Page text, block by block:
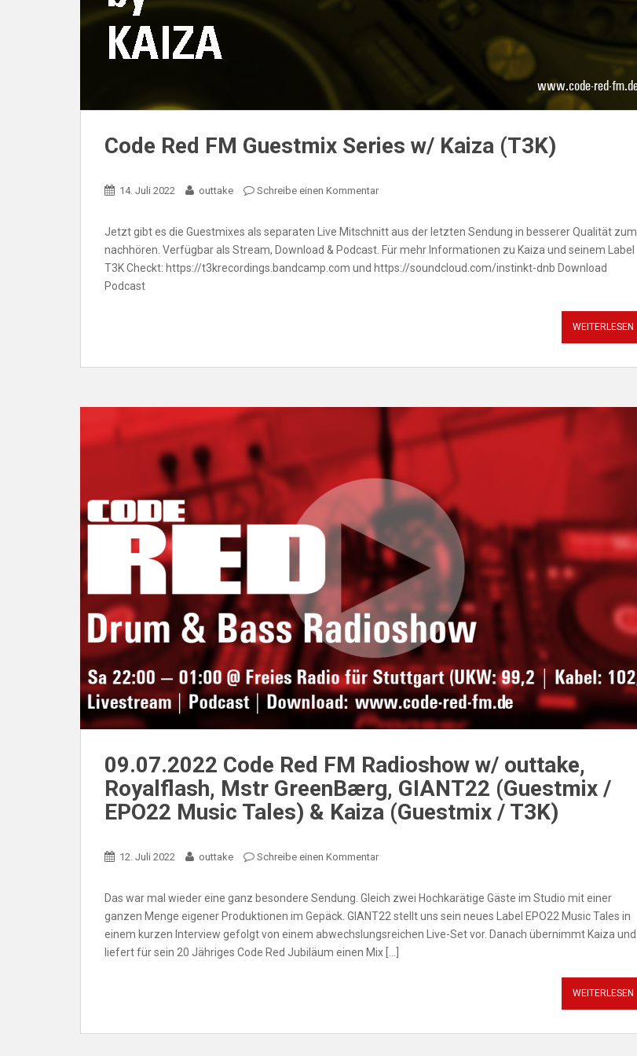
Code Red FM Guestmix Series w/ Kaiza (T3K)
14. Juli 2022 outtake Schreibe einen Kommentar
Jetzt gibt es die Guestmixes als separaten Live Mitschnitt aus der letzten Sendung in besserer Qualität zum
nachhören. Verfügbar als Stream, Download & Podcast. Für mehr Informationen zu Kaiza und seinem Label
T3K Checkt: https://t3krecordings.bandcamp.com und https://soundcloud.com/instinkt-dnb Download
Podcast
WEITERLESEN
09.07.2022 Code Red FM Radioshow w/ outtake,
Royalflash, Mstr GreenBærg, GIANT22 (Guestmix /
EPO22 Music Tales) & Kaiza (Guestmix / T3K)
12. Juli 2022 outtake Schreibe einen Kommentar
Das war mal wieder eine ganz besondere Sendung. Gleich zwei Hochkarätige Gäste im Studio mit einer
ganzen Menge eigener Produktionen im Gepäck. GIANT22 stellt uns sein neues Label EPO22 Music Tales in
einem kurzen Interview gefolgt von einem abwechslungsreichen Live-Set vor. Danach übernimmt Kaiza und
liefert für sein 20 Jähriges Code Red Jubiläum einen Mix […]
WEITERLESEN